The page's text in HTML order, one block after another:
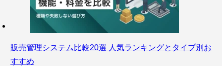
販売管理システム比較20選 人気ランキングとタイプ別お
すすめ